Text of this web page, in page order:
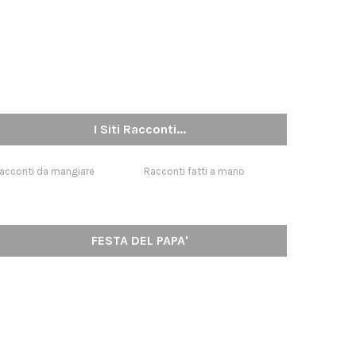
I Siti Racconti...
da mangiare Racconti fatti a mano
FESTA DEL PAPA'